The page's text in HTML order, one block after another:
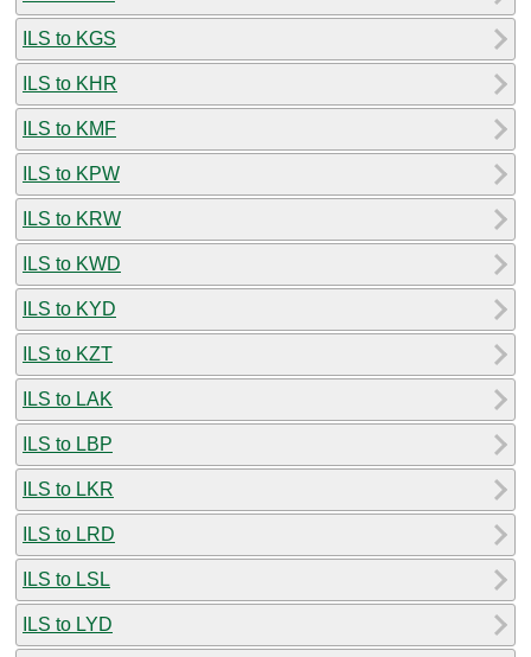
ILS to KGS
ILS to KHR
ILS to KMF
ILS to KPW
ILS to KRW
ILS to KWD
ILS to KYD
ILS to KZT
ILS to LAK
ILS to LBP
ILS to LKR
ILS to LRD
ILS to LSL
ILS to LYD